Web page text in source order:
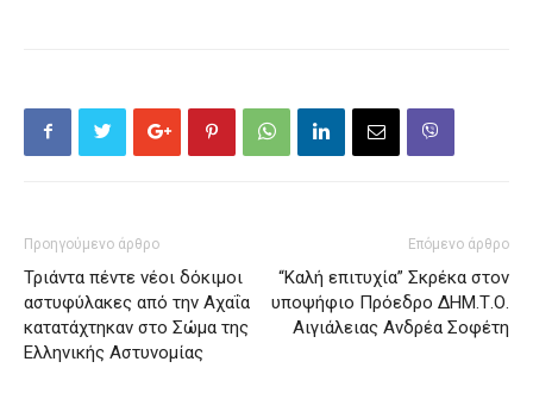
Προηγούμενο άρθρο
Τριάντα πέντε νέοι δόκιμοι
αστυφύλακες από την Αχαΐα
κατατάχτηκαν στο Σώμα της
Ελληνικής Αστυνομίας
Επόμενο άρθρο
“Καλή επιτυχία” Σκρέκα στον
υποψήφιο Πρόεδρο ΔΗΜ.Τ.Ο.
Αιγιάλειας Ανδρέα Σοφέτη